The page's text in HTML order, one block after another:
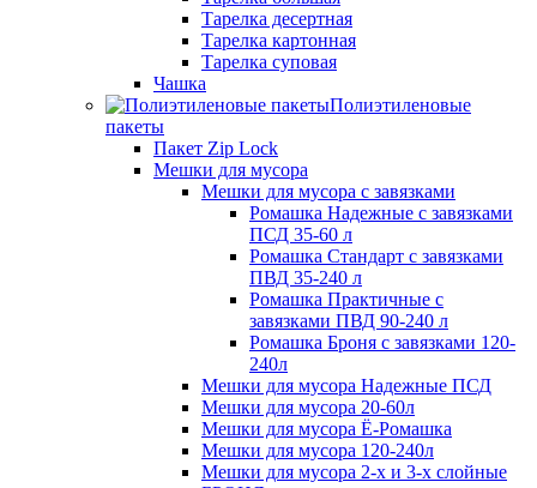
Тарелка десертная
Тарелка картонная
Тарелка суповая
Чашка
Полиэтиленовые
пакеты
Пакет Zip Lock
Мешки для мусора
Мешки для мусора с завязками
Ромашка Надежные с завязками
ПСД 35-60 л
Ромашка Стандарт с завязками
ПВД 35-240 л
Ромашка Практичные с
завязками ПВД 90-240 л
Ромашка Броня с завязками 120-
240л
Мешки для мусора Надежные ПСД
Мешки для мусора 20-60л
Мешки для мусора Ё-Ромашка
Мешки для мусора 120-240л
Мешки для мусора 2-х и 3-х слойные